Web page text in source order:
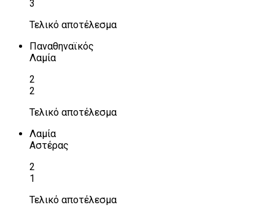
3
Τελικό αποτέλεσμα
Παναθηναϊκός
Λαμία
2
2
Τελικό αποτέλεσμα
Λαμία
Αστέρας
2
1
Τελικό αποτέλεσμα